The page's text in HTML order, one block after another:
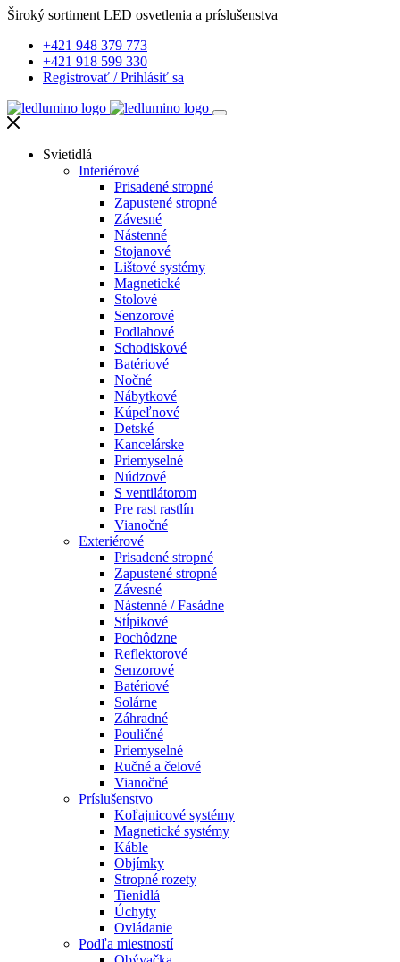
Široký sortiment LED osvetlenia a príslušenstva
+421 948 379 773
+421 918 599 330
Registrovať /Prihlásiť sa
Svietidlá
Interiérové
Prisadené stropné
Zapustené stropné
Závesné
Nástenné
Stojanové
Lištové systémy
Magnetické
Stolové
Senzorové
Podlahové
Schodiskové
Batériové
Nočné
Nábytkové
Kúpeľnové
Detské
Kancelárske
Priemyselné
Núdzové
S ventilátorom
Pre rast rastlín
Vianočné
Exteriérové
Prisadené stropné
Zapustené stropné
Závesné
Nástenné / Fasádne
Stĺpikové
Pochôdzne
Reflektorové
Senzorové
Batériové
Solárne
Záhradné
Pouličné
Priemyselné
Ručné a čelové
Vianočné
Príslušenstvo
Koľajnicové systémy
Magnetické systémy
Káble
Objímky
Stropné rozety
Tienidlá
Úchyty
Ovládanie
Podľa miestností